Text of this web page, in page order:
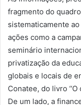
fragmento do
sistematicamente
ações como a
seminário
privatização da
globais e locais de
Conatee, do livro
De um lado, a